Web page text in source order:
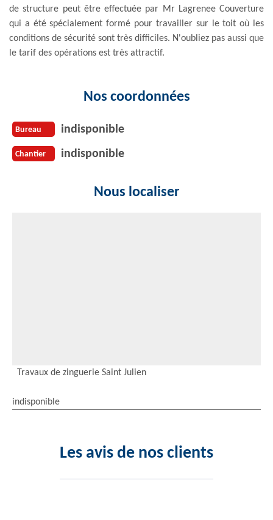
de structure peut être effectuée par Mr Lagrenee Couverture
qui a été spécialement formé pour travailler sur le toit où les
conditions de sécurité sont très difficiles. N'oubliez pas aussi que
le tarif des opérations est très attractif.
Nos coordonnées
Bureau indisponible
Chantier indisponible
Nous localiser
Travaux de zinguerie Saint Julien
indisponible
Les avis de nos clients